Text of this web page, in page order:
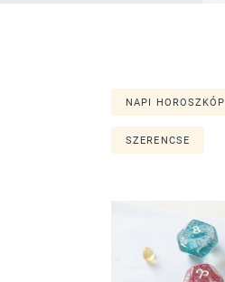
NAPI HOROSZKÓP
SZERENCSE